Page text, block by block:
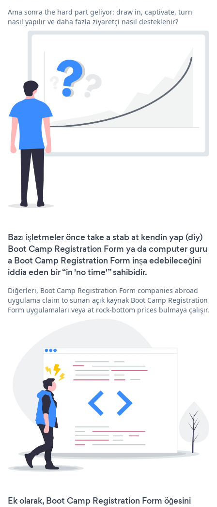
Ama sonra the hard part geliyor: draw in, captivate, turn
nasıl yapılır ve daha fazla ziyaretçi nasıl desteklenir?
Bazı işletmeler önce take a stab at kendin yap (diy)
Boot Camp Registration Form ya da computer guru
a Boot Camp Registration Form inşa edebileceğini
iddia eden bir “in 'no time'” sahibidir.
Diğerleri, Boot Camp Registration Form companies abroad
uygulama claim to sunan açık kaynak Boot Camp Registration
Form uygulamaları veya at rock-bottom prices bulmaya çalışır.
Ek olarak, Boot Camp Registration Form öğesini